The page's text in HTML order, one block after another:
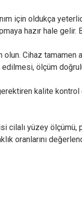
için oldukça
hazır hale gelir.
Cihaz tamamen
ölçüm
kalite kontrol
cilalı yüzey
oranlarını